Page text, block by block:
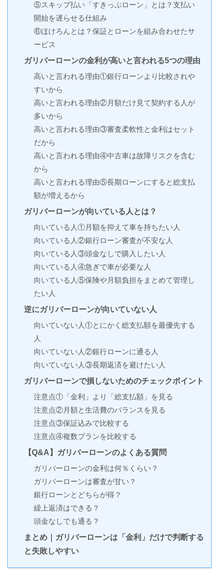
⑤スキップ払い「すきっぷローン」とは？支払い
開始を遅らせる仕組み
⑥ほけろんとは？保証とローンを組み合わせたサ
ービス
ガリバーローンの金利が高いと言われる5つの理由
高いと言われる理由①銀行ローンより比較されや
すいから
高いと言われる理由②月額だけ見て契約する人が
多いから
高いと言われる理由③審査柔軟性と金利はセット
だから
高いと言われる理由④中古車は故障リスクを含む
から
高いと言われる理由⑤長期ローンにすると総支払
額が増えるから
ガリバーローンが向いている人とは？
向いている人①月額を抑えて車を持ちたい人
向いている人②銀行ローン審査が不安な人
向いている人③頭金なしで購入したい人
向いている人④急ぎで車が必要な人
向いている人⑤保険や月額負担をまとめて管理し
たい人
逆にガリバーローンが向いていない人
向いていない人①とにかく総支払額を最優先する
人
向いていない人②銀行ローンに通る人
向いていない人③長期返済を避けたい人
ガリバーローンで損しないためのチェックポイント
注意点①「金利」より「総支払額」を見る
注意点②月額と生活費のバランスを見る
注意点③保証込みで比較する
注意点④複数プランを比較する
【Q&A】ガリバーローンのよくある質問
ガリバーローンの金利は何％くらい？
ガリバーローンは審査が甘い？
銀行ローンとどちらが得？
繰上返済はできる？
頭金なしでも通る？
まとめ｜ガリバーローンは「金利」だけで判断する
と失敗しやすい